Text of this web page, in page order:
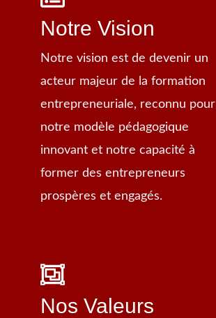
Notre Vision
Notre vision est de devenir un
acteur majeur de la formation
entrepreneuriale, reconnu pour
notre modèle pédagogique
innovant et notre capacité à
former des entrepreneurs
prospères et engagés.
Nos Valeurs